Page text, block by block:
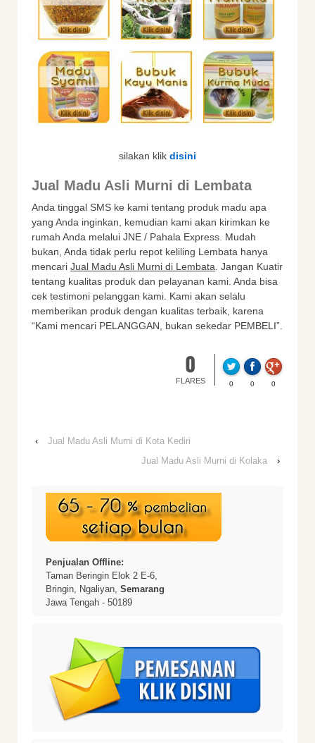
silakan klik disini
Jual Madu Asli Murni di Lembata
Anda tinggal SMS ke kami tentang produk madu apa
yang Anda inginkan, kemudian kami akan kirimkan ke
rumah Anda melalui JNE / Pahala Express. Mudah
bukan, Anda tidak perlu repot keliling Lembata hanya
mencari Jual Madu Asli Murni di Lembata . Jangan Kuatir
tentang kualitas produk dan pelayanan kami. Anda bisa
cek testimoni pelanggan kami. Kami akan selalu
memberikan produk dengan kualitas terbaik, karena
“Kami mencari PELANGGAN, bukan sekedar PEMBELI”.
0
FLARES 0 0 0
‹
Jual Madu Asli Murni di Kota Kediri
Jual Madu Asli Murni di Kolaka
›
Penjualan Offline:
Taman Beringin Elok 2 E-6,
Bringin, Ngaliyan, Semarang
Jawa Tengah - 50189